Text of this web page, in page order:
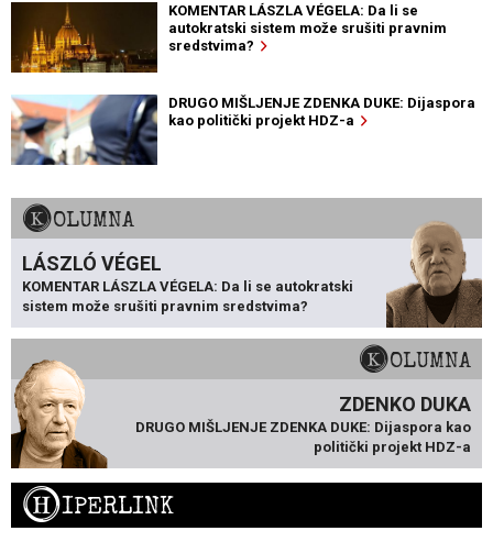
KOMENTAR LÁSZLA VÉGELA: Da li se
autokratski sistem može srušiti pravnim
sredstvima?
DRUGO MIŠLJENJE ZDENKA DUKE: Dijaspora
kao politički projekt HDZ-a
KOLUMNA
LÁSZLÓ VÉGEL
KOMENTAR LÁSZLA VÉGELA: Da li se autokratski
sistem može srušiti pravnim sredstvima?
KOLUMNA
ZDENKO DUKA
DRUGO MIŠLJENJE ZDENKA DUKE: Dijaspora kao
politički projekt HDZ-a
HIPERLINK